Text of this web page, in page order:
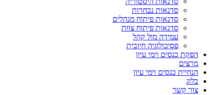
סדנאות נבחרות
סדנאות פיתוח מנהלים
סדנאות פיתוח צוות
עמידה מול קהל
פסיכולוגיה חיובית
הפקת כנסים וימי עיון
מרצים
הנחיית כנסים וימי עיון
בלוג
צור קשר